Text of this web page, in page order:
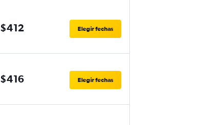
$412 Elegir fechas
$416 Elegir fechas